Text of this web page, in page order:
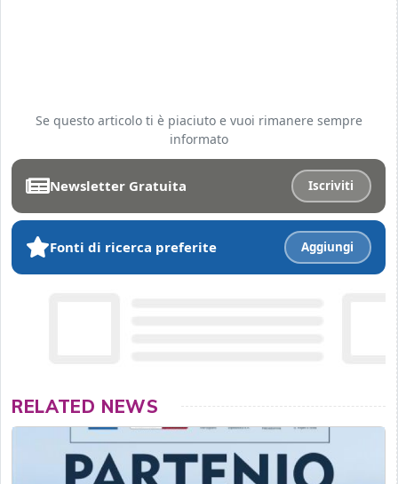
Se questo articolo ti è piaciuto e vuoi rimanere sempre
informato
Newsletter Gratuita Iscriviti
Fonti di ricerca preferite Aggiungi
RELATED NEWS